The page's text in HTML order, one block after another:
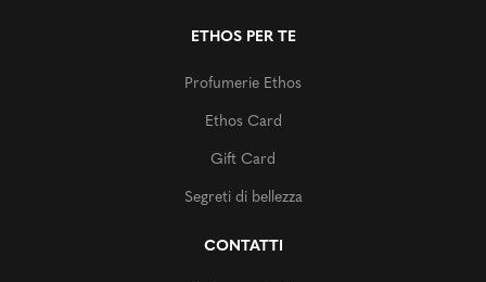
ETHOS PER TE
Profumerie Ethos
Ethos Card
Gift Card
Segreti di bellezza
CONTATTI